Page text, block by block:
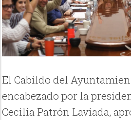
El Cabildo del
encabezado por la
Cecilia Patrón Laviada,